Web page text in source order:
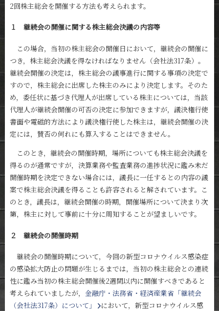
2回株主総会を開催する方法も考えられます。
１ 継続会の開催に関する株主総会決議の内容等
この場合，当初の株主総会の開催日において，継続会の開催に
つき，株主総会決議を得なければなりません（会社法317条）。
継続会開催の決定は，株主総会の議事進行に関する事項の決定で
すので，株主総会に出席した株主のみにより決定します。そのた
め，委任状に基づき代理人が出席している株主については，当該
代理人が継続会開催の可否の決定に参加できますが，議決権行使
書面や電磁的方法により議決権行使した株主は，継続会開催の決
定には，賛否の何れにも算入することはできません。
このとき，継続会の開催時期，場所についても株主総会決議を
得るのが通常ですが，決算業務や監査業務の進捗状況に鑑み未だ
開催時期を決定できない場合には，議長に一任するとの内容の議
案で株主総会決議を得ることも許容されると解されています。こ
のとき，議長は，継続会開催の時期，開催場所について決まり次
第，株主に対して事前に十分に周知することが望ましいです。
２ 継続会の開催時期
継続会の開催時期について，今回の新型コロナウイルス感染症
の感染拡大防止の問題が生じるまでは，当初の株主総会との連続
性に鑑み当初の株主総会開催後2週間以内に開催すべきであると
考えられていましたが， 金融庁・法務省・経済産業省「継続会
（会社法317条）について」
において，新型コロナウイルス感